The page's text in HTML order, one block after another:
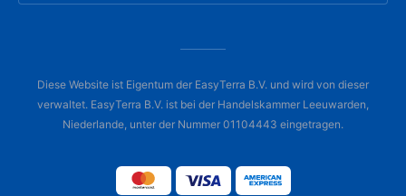
Diese Website ist Eigentum der EasyTerra B.V. und wird von dieser
verwaltet. EasyTerra B.V. ist bei der Handelskammer Leeuwarden,
Niederlande, unter der Nummer 01104443 eingetragen.